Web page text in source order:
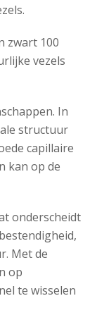
zwart 100
vezels
In
structuur
capillaire
kan op de
onderscheidt
Met de
op
te wisselen